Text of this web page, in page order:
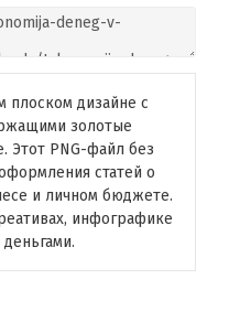
плоском дизайне с
золотые
Этот PNG-файл без
статей о
и личном бюджете.
инфографике